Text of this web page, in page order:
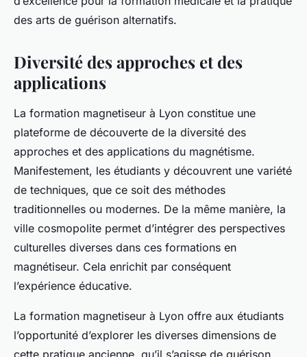
des arts de guérison alternatifs.
Diversité des approches et des
applications
La formation magnetiseur à Lyon constitue une
plateforme de découverte de la diversité des
approches et des applications du magnétisme.
Manifestement, les étudiants y découvrent une variété
de techniques, que ce soit des méthodes
traditionnelles ou modernes. De la même manière, la
ville cosmopolite permet d’intégrer des perspectives
culturelles diverses dans ces formations en
magnétiseur. Cela enrichit par conséquent
l’expérience éducative.
La formation magnetiseur à Lyon offre aux étudiants
l’opportunité d’explorer les diverses dimensions de